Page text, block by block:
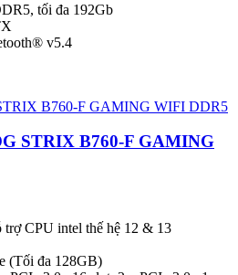
tối đa 192Gb
v5.4
STRIX B760-F GAMING
CPU intel thế hệ 12 & 13
(Tối đa 128GB)